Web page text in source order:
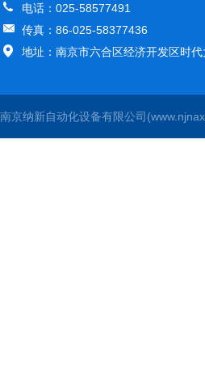
电话：025-58577491
传真：86-025-58377436
地址：南京市六合区经济开发区时
南京纳新自动化设备有限公司